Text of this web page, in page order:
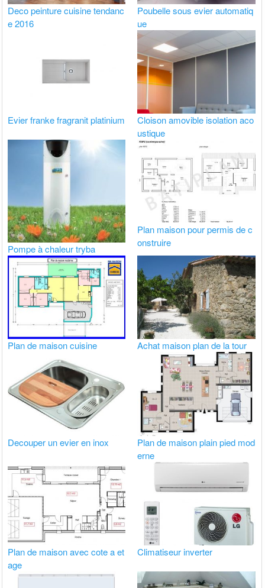
Deco peinture cuisine tendanc
e 2016
Poubelle sous evier automatiq
ue
Evier franke fragranit platinium
Cloison amovible isolation aco
ustique
Pompe à chaleur tryba
Plan maison pour permis de c
onstruire
Plan de maison cuisine Achat maison plan de la tour
Decouper un evier en inox
Plan de maison plain pied mod
erne
Plan de maison avec cote a et
age
Climatiseur inverter